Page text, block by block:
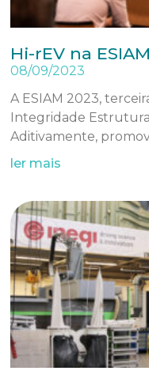
Hi-rEV na
08/09/2023
A ESIAM 2023,
Integridade
Aditivamente,
ler mais